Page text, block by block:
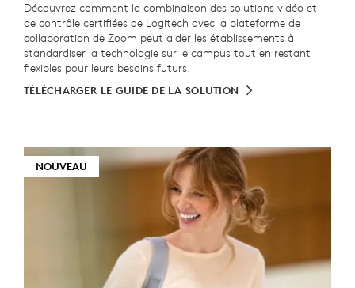
Découvrez comment la combinaison des solutions vidéo et
de contrôle certifiées de Logitech avec la plateforme de
collaboration de Zoom peut aider les établissements à
standardiser la technologie sur le campus tout en restant
flexibles pour leurs besoins futurs.
TÉLÉCHARGER LE GUIDE DE LA SOLUTION
NOUVEAU